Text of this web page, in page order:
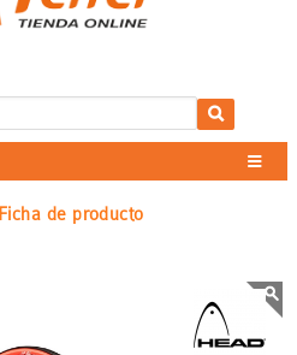
Ficha de producto